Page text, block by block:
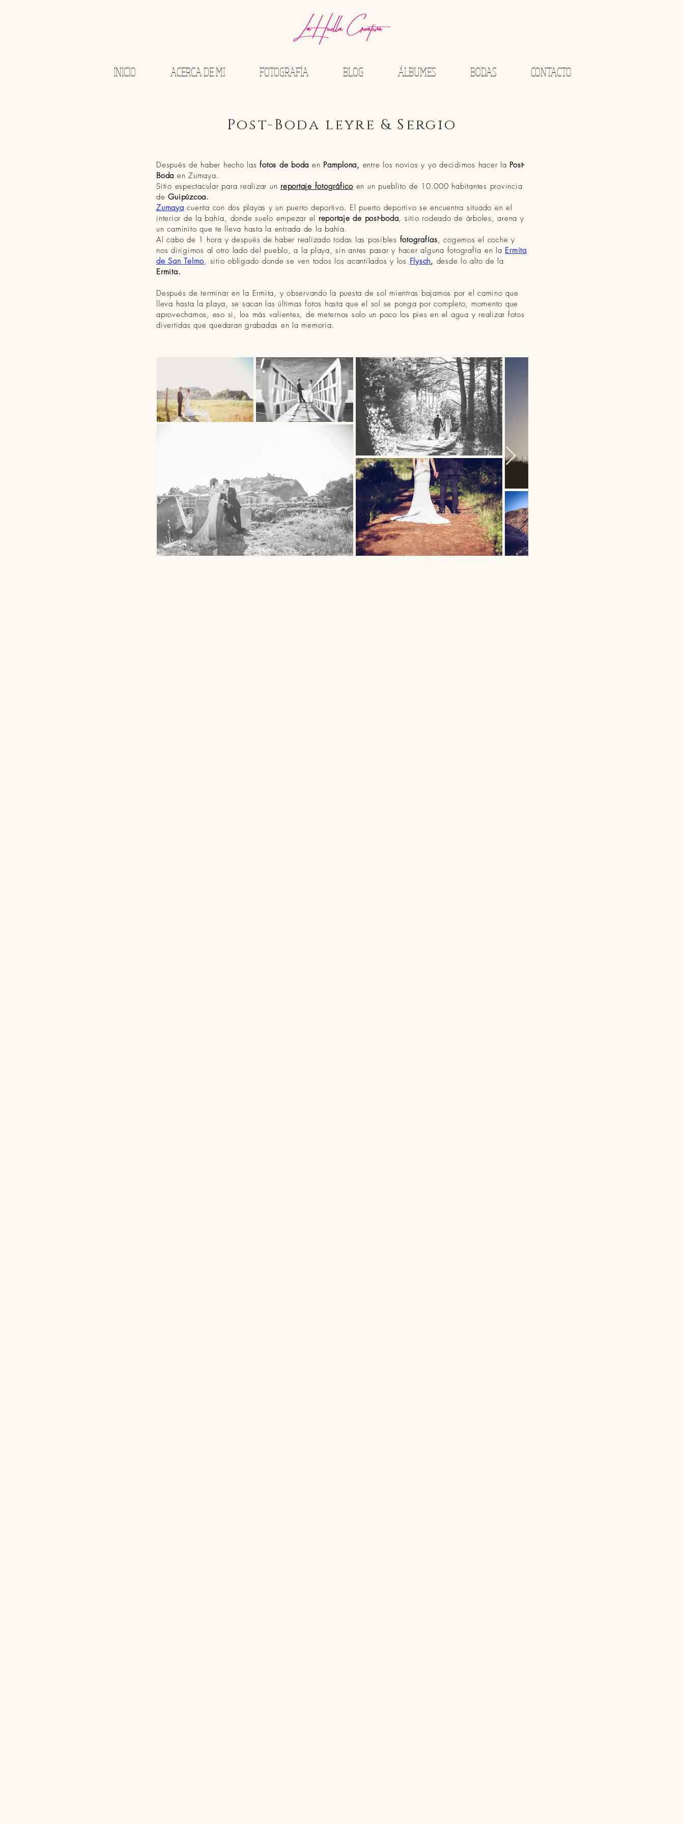
INICIO ACERCA DE MI FOTOGRAFÍA BLOG ÁLBUMES BODAS CONTACTO
Post-Boda leyre & Sergio
Después de haber hecho lasfotos de boda en Pamplona, entre los novios y yo decidimos hacer la Post-
Boda en Zumaya.
Sitio espectacular para realizar un reportaje fotográfico en un pueblito de 10.000 habitantes provincia
de Guipúzcoa.
Zumaya cuenta con dos playas y un puerto deportivo. El puerto deportivo se encuentra situado en el
interior de la bahía, donde suelo empezar el reportaje de post-boda, sitio rodeado de árboles, arena y
un caminito que te lleva hasta la entrada de la bahía.
Al cabo de 1 hora y después de haber realizado todas las posibles fotografías, cogemos el coche y
nos dirigimos al otro lado del pueblo, a la playa, sin antes pasar y hacer alguna fotografía en la Ermita
de San Telmo, sitio obligado donde se ven todos los acantilados y los Flysch, desde lo alto de la
Ermita.
Después de terminar en la Ermita, y observando la puesta de sol mientras bajamos por el camino que
lleva hasta la playa, se sacan las últimas fotos hasta que el sol se ponga por completo, momento que
aprovechamos, eso si, los más valientes, de meternos solo un poco los pies en el agua y realizar fotos
divertidas que quedaran grabadas en la memoria.